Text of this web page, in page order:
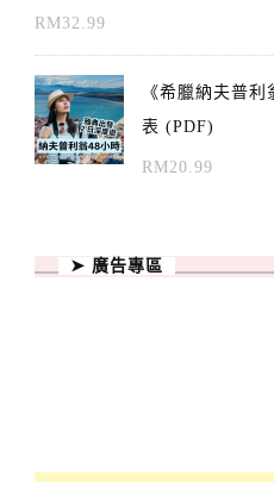
RM32.99
《希臘納夫普
表 (PDF)
RM20.99
➤ 廣告專區